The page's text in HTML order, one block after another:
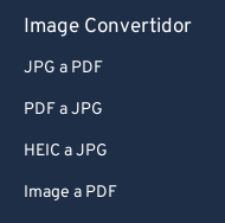
Image Convertidor
JPG a PDF
PDF a JPG
HEIC a JPG
Image a PDF